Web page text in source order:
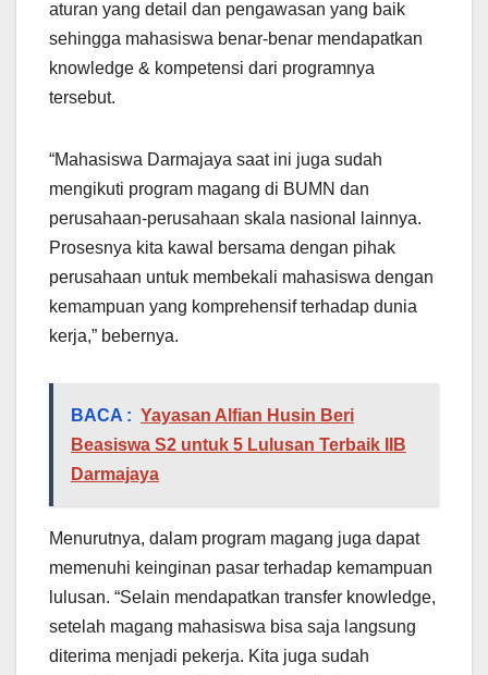
aturan yang detail dan pengawasan yang baik
sehingga mahasiswa benar-benar mendapatkan
knowledge & kompetensi dari programnya
tersebut.
“Mahasiswa Darmajaya saat ini juga sudah
mengikuti program magang di BUMN dan
perusahaan-perusahaan skala nasional lainnya.
Prosesnya kita kawal bersama dengan pihak
perusahaan untuk membekali mahasiswa dengan
kemampuan yang komprehensif terhadap dunia
kerja,” bebernya.
BACA : Yayasan Alfian Husin Beri
Beasiswa S2 untuk 5 Lulusan Terbaik IIB
Darmajaya
Menurutnya, dalam program magang juga dapat
memenuhi keinginan pasar terhadap kemampuan
lulusan. “Selain mendapatkan transfer knowledge,
setelah magang mahasiswa bisa saja langsung
diterima menjadi pekerja. Kita juga sudah